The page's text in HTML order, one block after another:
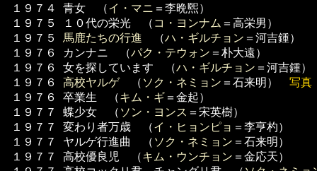
１９７４
１９７５
１９７５
１９７６
１９７６
１９７６
１９７６
１９７７
１９７７
１９７７
１９７７
青女 （イ・マニ ＝李晩煕）
１０代の栄光 （ コ・ヨンナム ＝高栄男）
馬鹿たちの行進 （ハ・ギルチョン ＝河吉鍾）
カンナニ （パク・テウォン ＝朴大遠）
女を探しています （ハ・ギルチョン ＝河吉鍾）
高校ヤルゲ（ ソク・ネミョン ＝石来明）写真
卒業生 （キム・ギ ＝金起）
蝶少女 （ ソン・ヨンス ＝宋英樹）
変わり者万歳 （イ・ヒョンピョ ＝李亨杓）
ヤルゲ行進曲 （ ソク・ネミョン ＝石来明）
高校優良児 （キム・ウンチョン ＝金応天）